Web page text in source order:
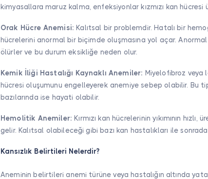
kimyasallara maruz kalma, enfeksiyonlar kızmızı kan
Orak Hücre Anemisi: Kalıtsal bir problemdir. Hatalı bir
hücrelerini anormal bir biçimde oluşmasına yol açar.
ölürler ve bu durum eksikliğe neden olur.
Kemik İliği Hastalığı Kaynaklı Anemiler: Miyelofibroz veya
hücresi oluşumunu engelleyerek anemiye sebep olabilir. Bu
bazılarında ise hayati olabilir.
Hemolitik Anemiler: Kırmızı kan hücrelerinin yıkımının
gelir. Kalıtsal olabileceği gibi bazı kan hastalıkları ile
Kansızlık Belirtileri Nelerdir?
Aneminin belirtileri anemi türüne veya hastalığın altında